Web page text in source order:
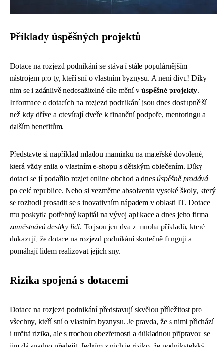
Příklady úspěšných projektů
Dotace na rozjezd podnikání se stávají stále populárnějším
nástrojem pro ty, kteří sní o vlastním byznysu. A není divu! Díky
nim se i zdánlivě nedosažitelné cíle mění v úspěšné projekty.
Informace o dotacích na rozjezd podnikání jsou dnes dostupnější
než kdy dříve a otevírají dveře k finanční podpoře, mentoringu a
dalším benefitům.
Představte si například mladou maminku na mateřské dovolené,
která vždy snila o vlastním e-shopu s dětským oblečením. Díky
dotaci se jí podařilo rozjet online obchod a dnes úspěšně prodává
po celé republice. Nebo si vezměme absolventa vysoké školy, který
se rozhodl prosadit se s inovativním nápadem v oblasti IT. Dotace
mu poskytla potřebný kapitál na vývoj aplikace a dnes jeho firma
zaměstnává desítky lidí. To jsou jen dva z mnoha příkladů, které
dokazují, že dotace na rozjezd podnikání skutečně fungují a
pomáhají lidem realizovat jejich sny.
Rizika spojená s dotacemi
Dotace na rozjezd podnikání představují skvělou příležitost pro
všechny, kteří sní o vlastním byznysu. Je pravda, že s nimi přichází
i určitá rizika, ale s trochou obezřetnosti a důkladnou přípravou se